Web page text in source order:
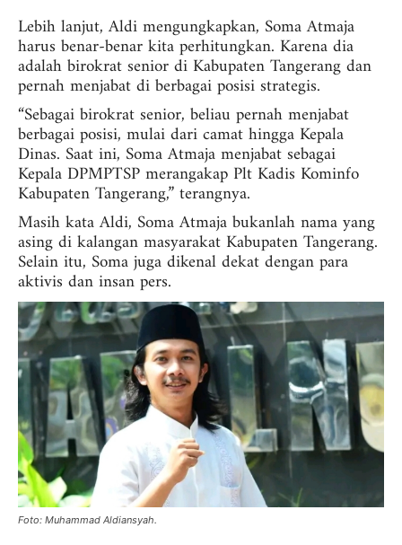
Lebih lanjut, Aldi mengungkapkan, Soma Atmaja
harus benar-benar kita perhitungkan. Karena dia
adalah birokrat senior di Kabupaten Tangerang dan
pernah menjabat di berbagai posisi strategis.
“Sebagai birokrat senior, beliau pernah menjabat
berbagai posisi, mulai dari camat hingga Kepala
Dinas. Saat ini, Soma Atmaja menjabat sebagai
Kepala DPMPTSP merangakap Plt Kadis Kominfo
Kabupaten Tangerang,” terangnya.
Masih kata Aldi, Soma Atmaja bukanlah nama yang
asing di kalangan masyarakat Kabupaten Tangerang.
Selain itu, Soma juga dikenal dekat dengan para
aktivis dan insan pers.
Foto: Muhammad Aldiansyah.